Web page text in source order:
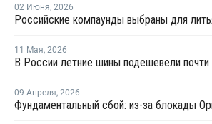
02 Июня, 2026
11 Мая, 2026
В России летние шины подешевели почти
09 Апреля, 2026